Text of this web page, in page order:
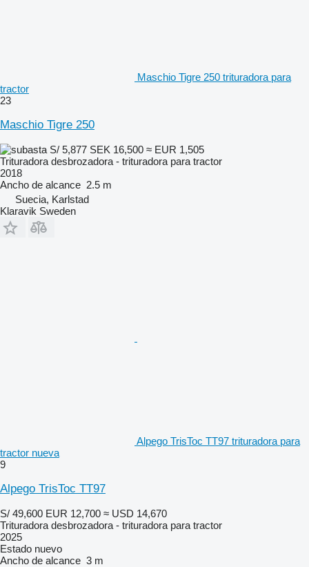
Maschio Tigre 250 trituradora para
tractor
23
Maschio Tigre 250
S/ 5,877 SEK 16,500 ≈ EUR 1,505
Trituradora desbrozadora - trituradora para tractor
2018
Ancho de alcance 2.5 m
Suecia, Karlstad
Klaravik Sweden
Alpego TrisToc TT97 trituradora para
tractor nueva
9
Alpego TrisToc TT97
S/ 49,600 EUR 12,700 ≈ USD 14,670
Trituradora desbrozadora - trituradora para tractor
2025
Estado nuevo
Ancho de alcance 3 m